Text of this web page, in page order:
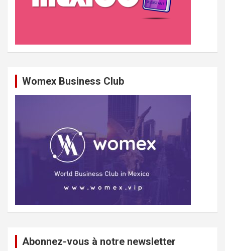
Womex Business Club
Abonnez-vous à notre newsletter